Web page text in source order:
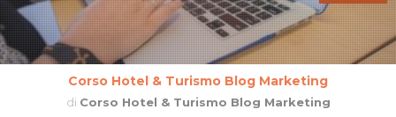
Corso Hotel & Turismo Blog Marketing
di Corso Hotel & Turismo Blog Marketing